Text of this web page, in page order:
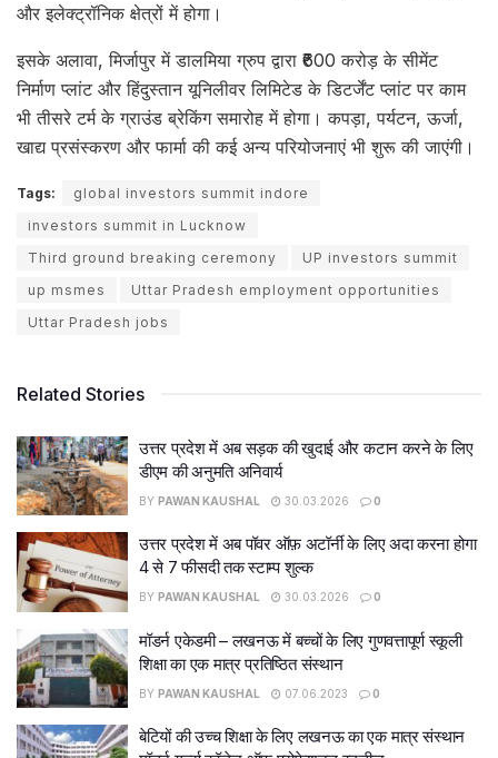
और इलेक्ट्रॉनिक क्षेत्रों में होगा।
इसके अलावा, मिर्जापुर में डालमिया ग्रुप द्वारा ₹600 करोड़ के सीमेंट
निर्माण प्लांट और हिंदुस्तान यूनिलीवर लिमिटेड के डिटर्जेंट प्लांट पर काम
भी तीसरे टर्म के ग्राउंड ब्रेकिंग समारोह में होगा। कपड़ा, पर्यटन, ऊर्जा,
खाद्य प्रसंस्करण और फार्मा की कई अन्य परियोजनाएं भी शुरू की जाएंगी।
Tags:
global investors summit indore
investors summit in Lucknow
Third ground breaking ceremony
UP investors summit
up msmes
Uttar Pradesh employment opportunities
Uttar Pradesh jobs
Related Stories
उत्तर प्रदेश में अब सड़क की खुदाई और कटान करने के लिए
डीएम की अनुमति अनिवार्य
BY PAWAN KAUSHAL 30.03.2026 0
उत्तर प्रदेश में अब पॉवर ऑफ़ अटॉर्नी के लिए अदा करना होगा
4 से 7 फीसदी तक स्टाम्प शुल्क
BY PAWAN KAUSHAL 30.03.2026 0
मॉडर्न एकेडमी – लखनऊ में बच्चों के लिए गुणवत्तापूर्ण स्कूली
शिक्षा का एक मात्र प्रतिष्ठित संस्थान
BY PAWAN KAUSHAL 07.06.2023 0
बेटियों की उच्च शिक्षा के लिए लखनऊ का एक मात्र संस्थान